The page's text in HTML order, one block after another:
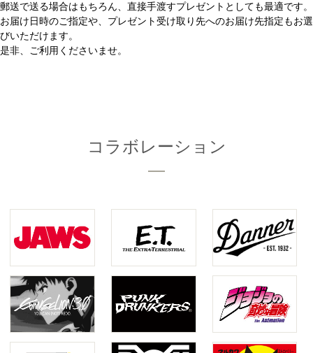
郵送で送る場合はもちろん、直接手渡すプレゼントとしても最適です。
お届け日時のご指定や、プレゼント受け取り先へのお届け先指定もお選
びいただけます。
是非、ご利用くださいませ。
コラボレーション